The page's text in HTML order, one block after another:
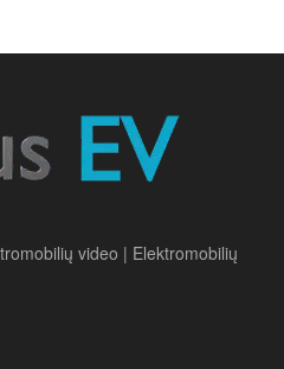
video | Elektromobilių